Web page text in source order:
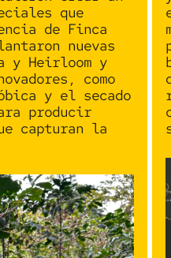
que
de Finca
nuevas
y Heirloom y
como
y el secado
producir
capturan la